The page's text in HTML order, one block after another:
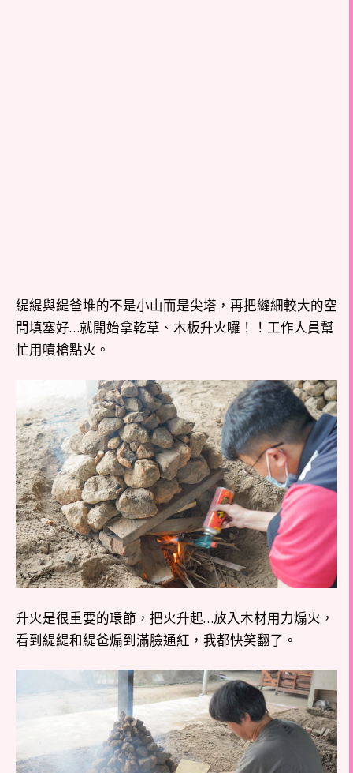
緹緹與緹爸堆的不是小山而是尖塔，再把縫細較大的空
間填塞好…就開始拿乾草、木板升火囉！！工作人員幫
忙用噴槍點火。
升火是很重要的環節，把火升起…放入木材用力煽火，
看到緹緹和緹爸煽到滿臉通紅，我都快笑翻了。